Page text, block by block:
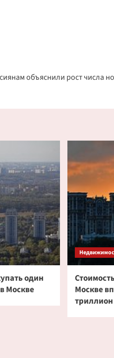
объяснили рост числа
один
Москве
Москве